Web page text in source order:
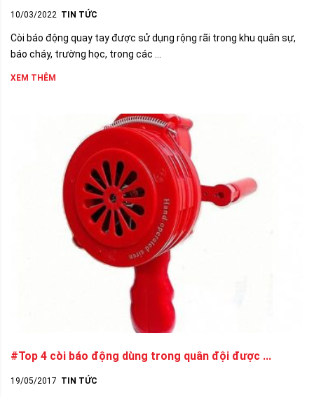
10/03/2022 TIN TỨC
Còi báo động quay tay được sử dụng rộng rãi trong khu quân sự,
báo cháy, trường học, trong các ...
XEM THÊM
#Top 4 còi báo động dùng trong quân đội được ...
19/05/2017 TIN TỨC